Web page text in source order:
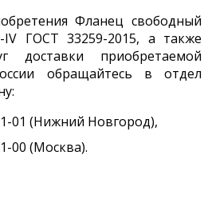
Фланец свободный
IV ГОСТ 33259-2015, а также
доставки приобретаемой
обращайтесь в отдел
01 (Нижний Новгород),
00 (Москва).